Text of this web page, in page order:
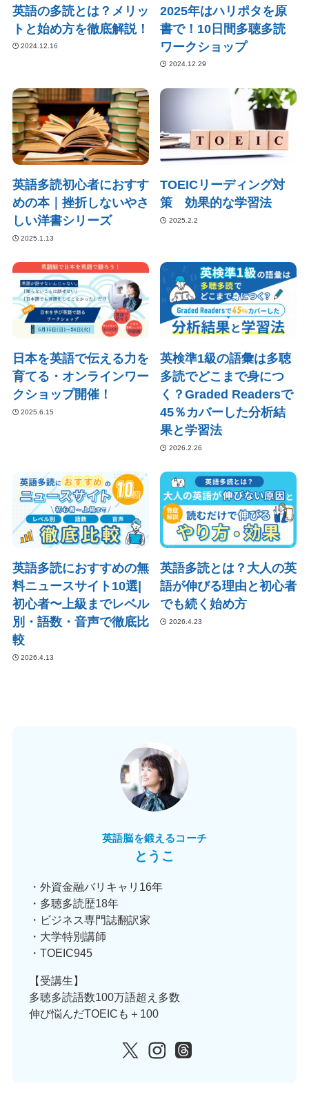
英語の多読とは？メリッ
トと始め方を徹底解説！
2024.12.16
2025年はハリポタを原
書で！10日間多聴多読
ワークショップ
2024.12.29
英語多読初心者におすす
めの本｜挫折しないやさ
しい洋書シリーズ
2025.1.13
TOEICリーディング対
策 効果的な学習法
2025.2.2
日本を英語で伝える力を
育てる・オンラインワー
クショップ開催！
2025.6.15
英検準1級の語彙は多聴
多読でどこまで身につ
く？Graded Readersで
45％カバーした分析結
果と学習法
2026.2.26
英語多読におすすめの無
料ニュースサイト10選|
初心者〜上級までレベル
別・語数・音声で徹底比
較
2026.4.13
英語多読とは？大人の英
語が伸びる理由と初心者
でも続く始め方
2026.4.23
英語脳を鍛えるコーチ
とうこ
・外資金融バリキャリ16年
・多聴多読歴18年
・ビジネス専門誌翻訳家
・大学特別講師
・TOEIC945
【受講生】
多聴多読語数100万語超え多数
伸び悩んだTOEICも＋100